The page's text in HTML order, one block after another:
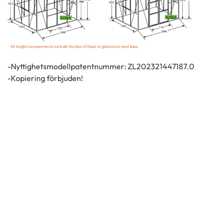
-Nyttighetsmodellpatentnummer: ZL202321447187.0
-Kopiering förbjuden!